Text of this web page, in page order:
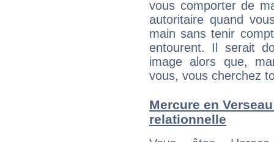
vous comporter de
autoritaire quand
main sans tenir
entourent. Il serait
image alors que,
vous, vous cherchez
Mercure en
relationnelle